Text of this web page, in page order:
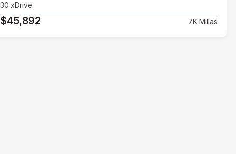
30 xDrive
$45,892 7K Millas